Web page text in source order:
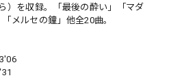
）を収録。「最後の酔い」「マダ
メルセの鐘」他全20曲。